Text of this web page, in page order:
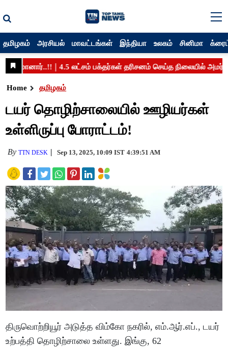
தமிழகம் அரசியல் மாவட்டங்கள் இந்தியா உலகம் சினிமா
Home தமிழகம்
டயர் தொழிற்சாலையில் ஊழியர்கள்
உள்ளிருப்பு போராட்டம்!
ByTTN DESK Sep 13, 2025, 10:09 IST 4:39:51 AM
திருவொற்றியூர் அடுத்த விம்கோ நகரில், எம்.ஆர்.எப்., டயர்
உற்பத்தி தொழிற்சாலை உள்ளது. இங்கு, 62